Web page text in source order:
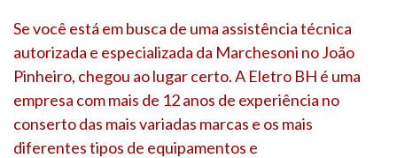
Se você está em busca de uma assistência técnica
autorizada e especializada da Marchesoni noJoão
Pinheiro, chegou ao lugar certo. A Eletro BH é uma
empresa com mais de 12 anos de experiência no
conserto das mais variadas marcas e os mais
diferentes tipos de equipamentos e